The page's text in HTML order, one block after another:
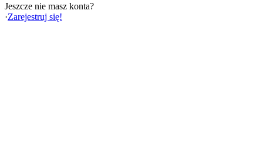
Jeszcze nie masz konta?
·Zarejestruj się!